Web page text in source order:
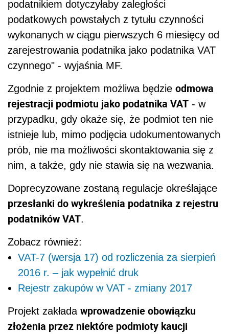
podatnikiem dotyczyłaby zaległości
podatkowych powstałych z tytułu czynności
wykonanych w ciągu pierwszych 6 miesięcy od
zarejestrowania podatnika jako podatnika VAT
czynnego" - wyjaśnia MF.
Zgodnie z projektem możliwa będzie odmowa
rejestracji podmiotu jako podatnika VAT - w
przypadku, gdy okaże się, że podmiot ten nie
istnieje lub, mimo podjęcia udokumentowanych
prób, nie ma możliwości skontaktowania się z
nim, a także, gdy nie stawia się na wezwania.
Doprecyzowane zostaną regulacje określające
przesłanki do wykreślenia podatnika z rejestru
podatników VAT.
Zobacz również:
VAT-7 (wersja 17) od rozliczenia za sierpień
2016 r. – jak wypełnić druk
Rejestr zakupów w VAT - zmiany 2017
Projekt zakłada wprowadzenie obowiązku
złożenia przez niektóre podmioty kaucji